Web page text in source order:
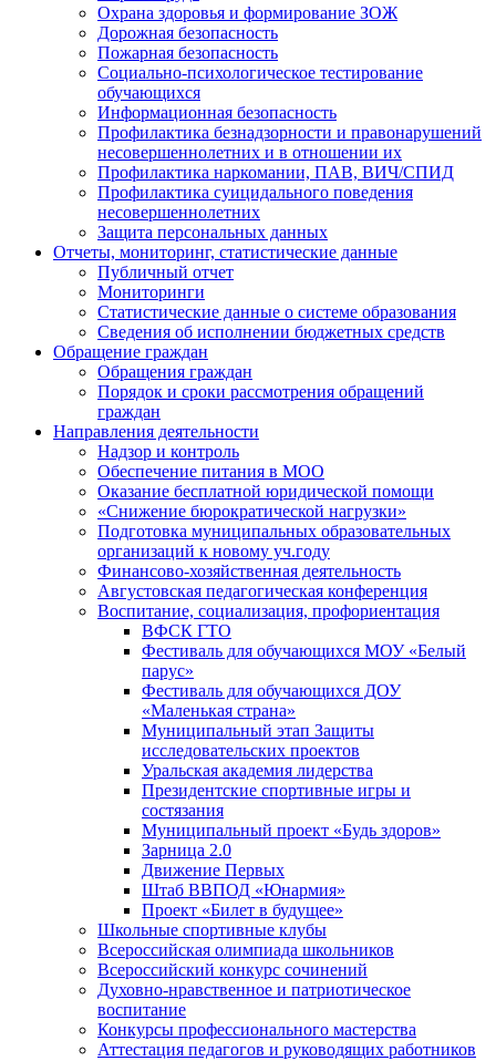
Охрана здоровья и формирование ЗОЖ
Дорожная безопасность
Пожарная безопасность
Социально-психологическое тестирование
обучающихся
Информационная безопасность
Профилактика безнадзорности и правонарушений
несовершеннолетних и в отношении их
Профилактика наркомании, ПАВ, ВИЧ/СПИД
Профилактика суицидального поведения
несовершеннолетних
Защита персональных данных
Отчеты, мониторинг, статистические данные
Публичный отчет
Мониторинги
Статистические данные о системе образования
Сведения об исполнении бюджетных средств
Обращение граждан
Обращения граждан
Порядок и сроки рассмотрения обращений
граждан
Направления деятельности
Надзор и контроль
Обеспечение питания в МОО
Оказание бесплатной юридической помощи
«Снижение бюрократической нагрузки»
Подготовка муниципальных образовательных
организаций к новому уч.году
Финансово-хозяйственная деятельность
Августовская педагогическая конференция
Воспитание, социализация, профориентация
ВФСК ГТО
Фестиваль для обучающихся МОУ «Белый
парус»
Фестиваль для обучающихся ДОУ
«Маленькая страна»
Муниципальный этап Защиты
исследовательских проектов
Уральская академия лидерства
Президентские спортивные игры и
состязания
Муниципальный проект «Будь здоров»
Зарница 2.0
Движение Первых
Штаб ВВПОД «Юнармия»
Проект «Билет в будущее»
Школьные спортивные клубы
Всероссийская олимпиада школьников
Всероссийский конкурс сочинений
Духовно-нравственное и патриотическое
воспитание
Конкурсы профессионального мастерства
Аттестация педагогов и руководящих работников